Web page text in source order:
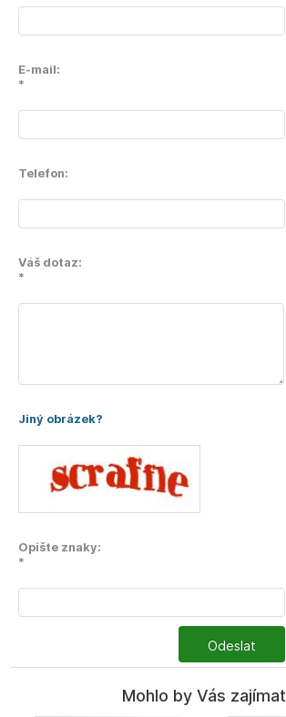
E-mail:
*
Telefon:
Váš dotaz:
*
Jiný obrázek?
Opište znaky:
*
Odeslat
Mohlo by Vás zajímat